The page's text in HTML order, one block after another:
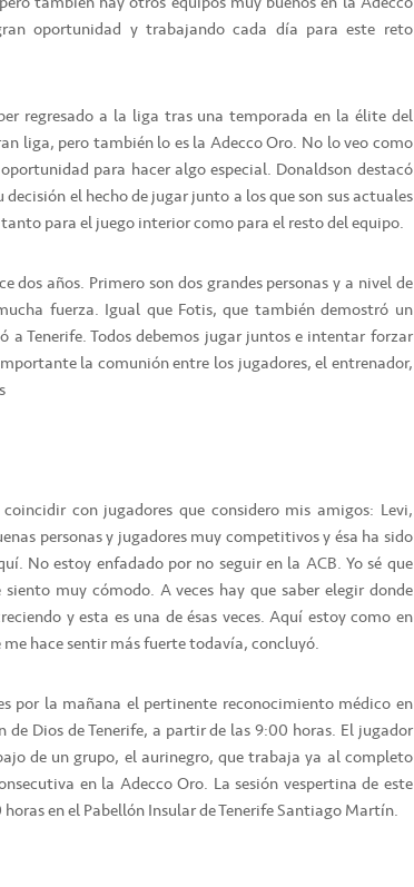
oportunidad y trabajando cada día para este reto
regresado a la liga tras una temporada en la élite del
liga, pero también lo es la Adecco Oro. No lo veo como
para hacer algo especial. Donaldson destacó
el hecho de jugar junto a los que son sus actuales
para el juego interior como para el resto del equipo.
dos años. Primero son dos grandes personas y a nivel de
fuerza. Igual que Fotis, que también demostró un
Tenerife. Todos debemos jugar juntos e intentar forzar
la comunión entre los jugadores, el entrenador,
coincidir con jugadores que considero mis amigos: Levi,
personas y jugadores muy competitivos y ésa ha sido
No estoy enfadado por no seguir en la ACB. Yo sé que
muy cómodo. A veces hay que saber elegir donde
y esta es una de ésas veces. Aquí estoy como en
hace sentir más fuerte todavía, concluyó.
por la mañana el pertinente reconocimiento médico en
de Dios de Tenerife, a partir de las 9:00 horas. El jugador
de un grupo, el aurinegro, que trabaja ya al completo
en la Adecco Oro. La sesión vespertina de este
en el Pabellón Insular de Tenerife Santiago Martín.